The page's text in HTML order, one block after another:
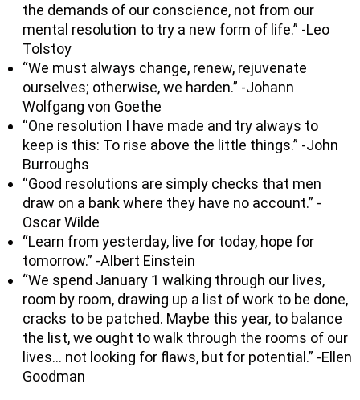
the demands of our conscience, not from our
mental resolution to try a new form of life.” -Leo
Tolstoy
“We must always change, renew, rejuvenate
ourselves; otherwise, we harden.” -Johann
Wolfgang von Goethe
“One resolution I have made and try always to
keep is this: To rise above the little things.” -John
Burroughs
“Good resolutions are simply checks that men
draw on a bank where they have no account.” -
Oscar Wilde
“Learn from yesterday, live for today, hope for
tomorrow.” -Albert Einstein
“We spend January 1 walking through our lives,
room by room, drawing up a list of work to be done,
cracks to be patched. Maybe this year, to balance
the list, we ought to walk through the rooms of our
lives… not looking for flaws, but for potential.” -Ellen
Goodman